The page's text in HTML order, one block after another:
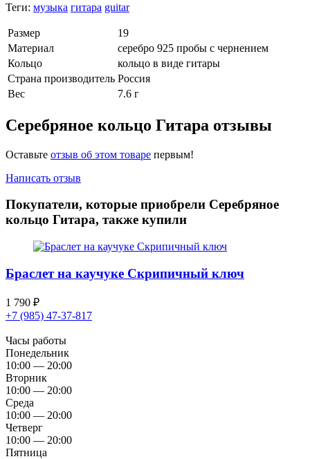
Теги: музыка гитара guitar
Размер
19
Материал
серебро 925 пробы с чернением
Кольцо
кольцо в виде гитары
Страна производитель Россия
Вес
7.6 г
Серебряное кольцо Гитара отзывы
Оставьте отзыв об этом товаре первым!
Написать отзыв
Покупатели, которые приобрели Серебряное
кольцо Гитара, также купили
Браслет на каучуке Скрипичный ключ
1 790 ₽
+7 (985) 47-37-817
Часы работы
Понедельник
10:00 — 20:00
Вторник
10:00 — 20:00
Среда
10:00 — 20:00
Четверг
10:00 — 20:00
Пятница